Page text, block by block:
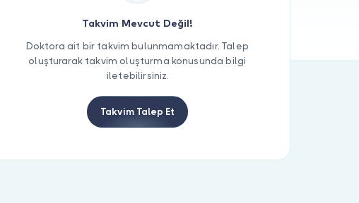
Takvim Mevcut Değil!
Doktora ait bir takvim bulunmamaktadır. Talep
oluşturarak takvim oluşturma konusunda bilgi
iletebilirsiniz.
Takvim Talep Et